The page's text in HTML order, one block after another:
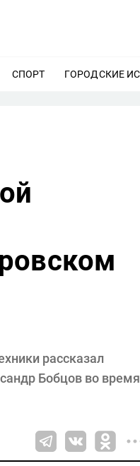
ЕЩЕ
СПОРТ ЕЩЕ
ГОРОДСКИЕ
рассказал
Бобцов во время